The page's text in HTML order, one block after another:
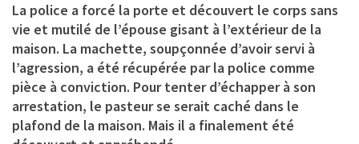
La police a forcé la porte et découvert le corps sans
vie et mutilé de l’épouse gisant à l’extérieur de la
maison. La machette, soupçonnée d’avoir servi à
l’agression, a été récupérée par la police comme
pièce à conviction. Pour tenter d’échapper à son
arrestation, le pasteur se serait caché dans le
plafond de la maison. Mais il a finalement été